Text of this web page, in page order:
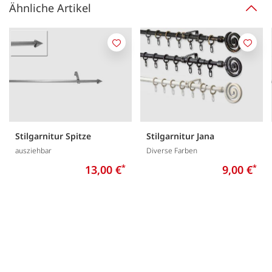
Ähnliche Artikel
Stilgarnitur Spitze
ausziehbar
13,00 €*
Merken
Stilgarnitur Jana
Diverse Farben
9,00 €*